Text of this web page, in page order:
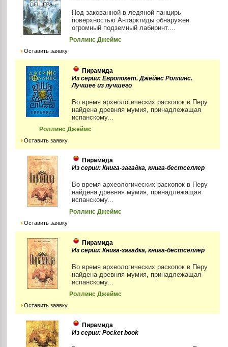
Под закованной в ледяной панцирь
поверхностью Антарктиды обнаружен
огромный подземный лабиринт....
Роллинс Джеймс
Оставить заявку
Пирамида
Из серии: Европокет. Джеймс Роллинс.
Лучшее из лучшего
Во время археологических раскопок в Перу
найдена древняя мумия, принадлежащая
испанскому...
Роллинс Джеймс
Оставить заявку
Пирамида
Из серии: Книга-загадка, книга-бестселлер
Во время археологических раскопок в Перу
найдена древняя мумия, принадлежащая
испанскому...
Роллинс Джеймс
Оставить заявку
Пирамида
Из серии: Книга-загадка, книга-бестселлер
Во время археологических раскопок в Перу
найдена древняя мумия, принадлежащая
испанскому...
Роллинс Джеймс
Оставить заявку
Пирамида
Из серии: Pocket book